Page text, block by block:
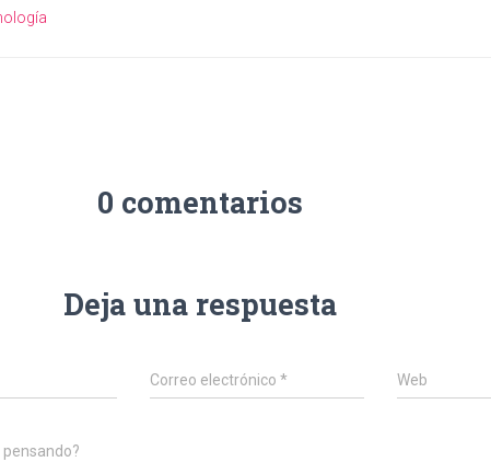
0 comentarios
Deja una respuesta
Correo electrónico* Web
pensando?